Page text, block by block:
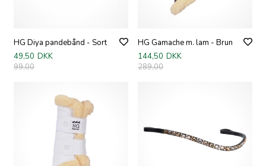
HG Diya pandebånd - Sort
49,50 DKK
99,00
HG Gamache m. lam - Brun
144,50 DKK
289,00